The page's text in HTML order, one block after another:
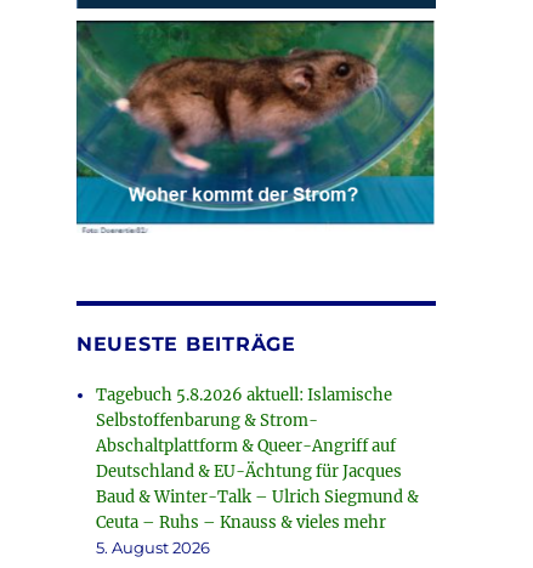
NEUESTE BEITRÄGE
Tagebuch 5.8.2026 aktuell: Islamische
Selbstoffenbarung & Strom-
Abschaltplattform & Queer-Angriff auf
Deutschland & EU-Ächtung für Jacques
Baud & Winter-Talk – Ulrich Siegmund &
Ceuta – Ruhs – Knauss & vieles mehr
5. August 2026